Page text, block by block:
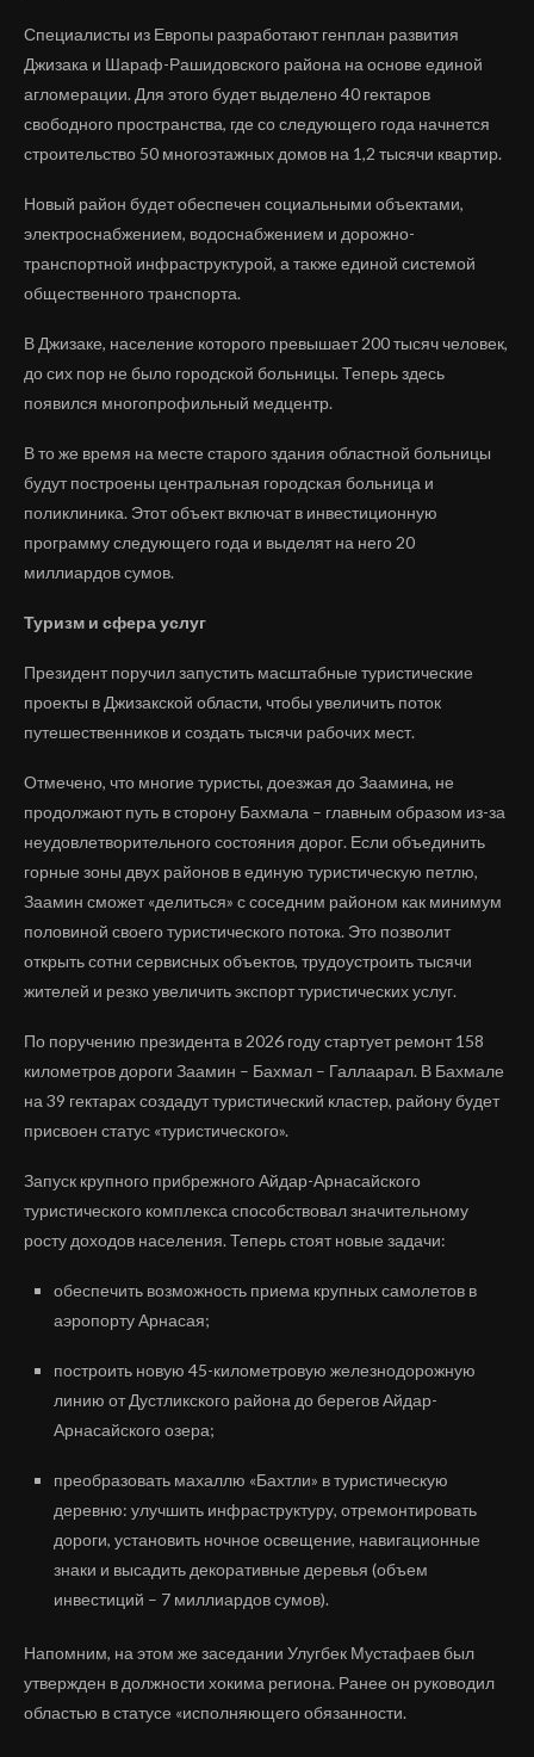
Специалисты из Европы разработают генплан развития
Джизака и Шараф-Рашидовского района на основе единой
агломерации. Для этого будет выделено 40 гектаров
свободного пространства, где со следующего года начнется
строительство 50 многоэтажных домов на 1,2 тысячи квартир.
Новый район будет обеспечен социальными объектами,
электроснабжением, водоснабжением и дорожно-
транспортной инфраструктурой, а также единой системой
общественного транспорта.
В Джизаке, население которого превышает 200 тысяч человек,
до сих пор не было городской больницы. Теперь здесь
появился многопрофильный медцентр.
В то же время на месте старого здания областной больницы
будут построены центральная городская больница и
поликлиника. Этот объект включат в инвестиционную
программу следующего года и выделят на него 20
миллиардов сумов.
Туризм и сфера услуг
Президент поручил запустить масштабные туристические
проекты в Джизакской области, чтобы увеличить поток
путешественников и создать тысячи рабочих мест.
Отмечено, что многие туристы, доезжая до Заамина, не
продолжают путь в сторону Бахмала – главным образом из-за
неудовлетворительного состояния дорог. Если объединить
горные зоны двух районов в единую туристическую петлю,
Заамин сможет «делиться» с соседним районом как минимум
половиной своего туристического потока. Это позволит
открыть сотни сервисных объектов, трудоустроить тысячи
жителей и резко увеличить экспорт туристических услуг.
По поручению президента в 2026 году стартует ремонт 158
километров дороги Заамин – Бахмал – Галлаарал. В Бахмале
на 39 гектарах создадут туристический кластер, району будет
присвоен статус «туристического».
Запуск крупного прибрежного Айдар-Арнасайского
туристического комплекса способствовал значительному
росту доходов населения. Теперь стоят новые задачи:
обеспечить возможность приема крупных самолетов в
аэропорту Арнасая;
построить новую 45-километровую железнодорожную
линию от Дустликского района до берегов Айдар-
Арнасайского озера;
преобразовать махаллю «Бахтли» в туристическую
деревню: улучшить инфраструктуру, отремонтировать
дороги, установить ночное освещение, навигационные
знаки и высадить декоративные деревья (объем
инвестиций – 7 миллиардов сумов).
Напомним, на этом же заседании Улугбек Мустафаев был
утвержден в должности хокима региона. Ранее он руководил
областью в статусе «исполняющего обязанности.